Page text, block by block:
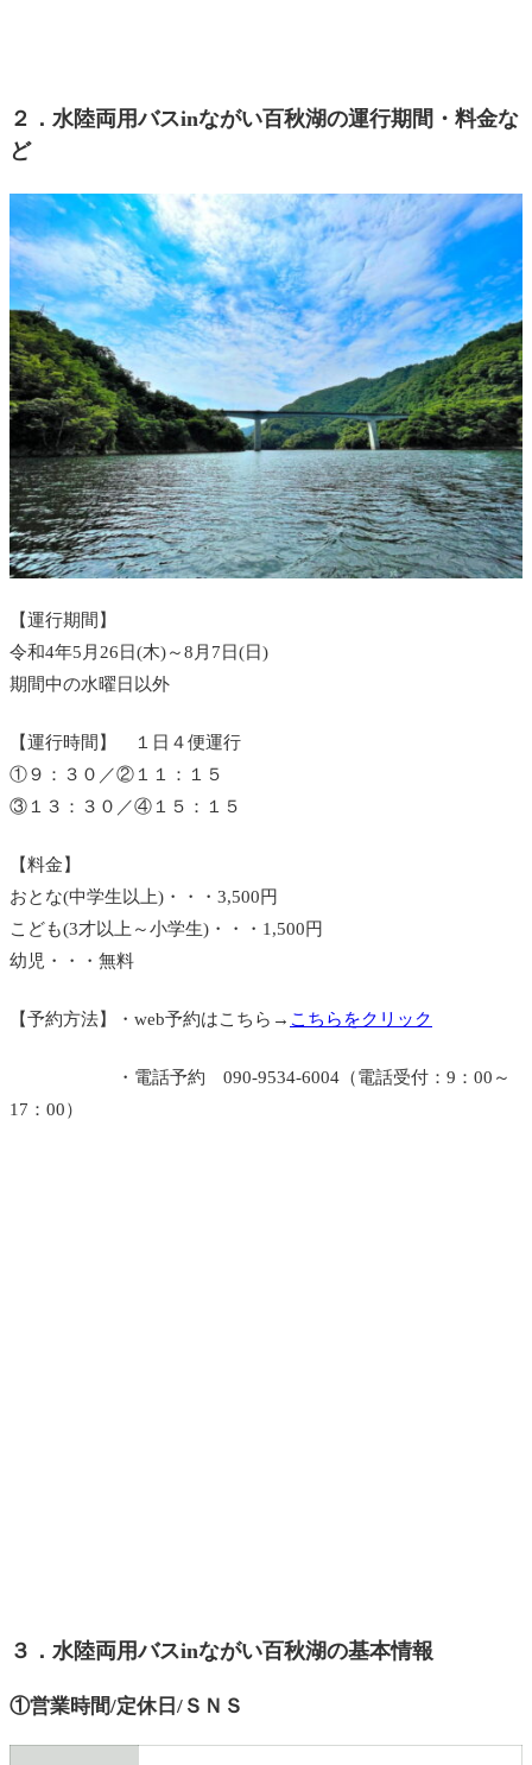
２．水陸両用バスinながい百秋湖の運行期間・料金な
ど
【運行期間】
令和4年5月26日(木)～8月7日(日)
期間中の水曜日以外
【運行時間】 １日４便運行
①９：３０／②１１：１５
③１３：３０／④１５：１５
【料金】
おとな(中学生以上)・・・3,500円
こども(3才以上～小学生)・・・1,500円
幼児・・・無料
【予約方法】・web予約はこちら→ こちらをクリック
・電話予約 090-9534-6004（電話受付：9：00～
17：00）
３．水陸両用バスinながい百秋湖の基本情報
①営業時間/定休日/ＳＮＳ